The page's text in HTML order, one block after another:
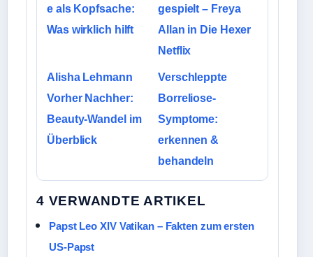
e als Kopfsache:
Was wirklich hilft
gespielt – Freya
Allan in Die Hexer
Netflix
Alisha Lehmann
Vorher Nachher:
Beauty-Wandel im
Überblick
Verschleppte
Borreliose-
Symptome:
erkennen &
behandeln
4 VERWANDTE ARTIKEL
Papst Leo XIV Vatikan – Fakten zum ersten
US-Papst